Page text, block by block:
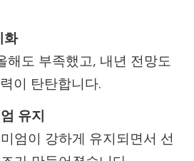
화
해도 부족했고, 내년 전망도
이 탄탄합니다.
유지
엄이 강하게 유지되면서 선